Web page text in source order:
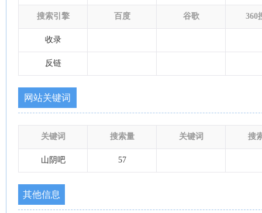
搜索引擎 百度 谷歌 360
收录
反链
网站关键词
关键词 搜索量 关键词 搜
山阴吧 57
其他信息